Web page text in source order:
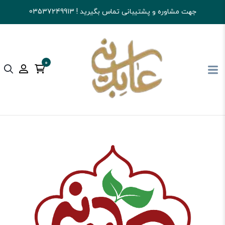
جهت مشاوره و پشتیبانی تماس بگیرید ! 03537249913
0
آجیل و خشکبار عابدینی خرید آجیل پسته مغز پسته